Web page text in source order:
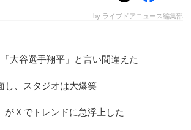
by ライブドアニュース編集部
大谷選手翔平」と言い間違えた
し、スタジオは大爆笑
Ｘでトレンドに急浮上した